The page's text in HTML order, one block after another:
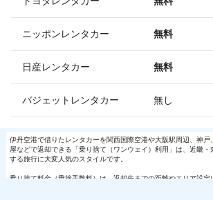
ニッポンレンタカー 無料
日産レンタカー 無料
バジェットレンタカー 無し
伊丹空港で借りたレンタカーを関西国際空港や大阪駅周辺、神
屋などで返却できる「乗り捨て（ワンウェイ）利用」は、近畿
する旅行に大変人気のスタイルです。
乗り捨て料金（乗捨手数料）は、返却先までの距離やエリア設定
伊丹市内や大阪市内エリアへの返却であれば、同一エリア扱いと